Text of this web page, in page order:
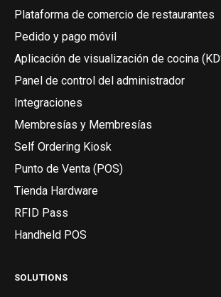
Plataforma de comercio de restaurantes
Pedido y pago móvil
Aplicación de visualización de cocina
Panel de control del administrador
Integraciones
Membresías y Membresías
Self Ordering Kiosk
Punto de Venta (POS)
Tienda Hardware
RFID Pass
Handheld POS
SOLUTIONS